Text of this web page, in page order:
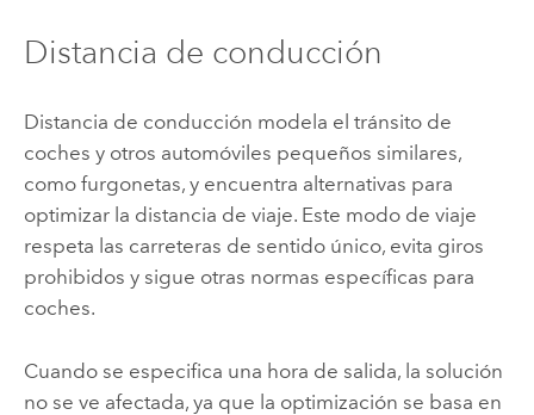
Distancia de conducción
Distancia de conducción modela el tránsito de
coches y otros automóviles pequeños similares,
como furgonetas, y encuentra alternativas para
optimizar la distancia de viaje. Este modo de viaje
respeta las carreteras de sentido único, evita giros
prohibidos y sigue otras normas específicas para
coches.
Cuando se especifica una hora de salida, la solución
no se ve afectada, ya que la optimización se basa en